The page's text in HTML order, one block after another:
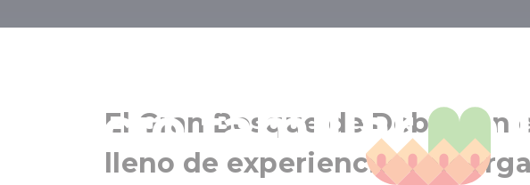
ocio familiar en
El Gran Bosque de Debrecen
lleno de experiencias: